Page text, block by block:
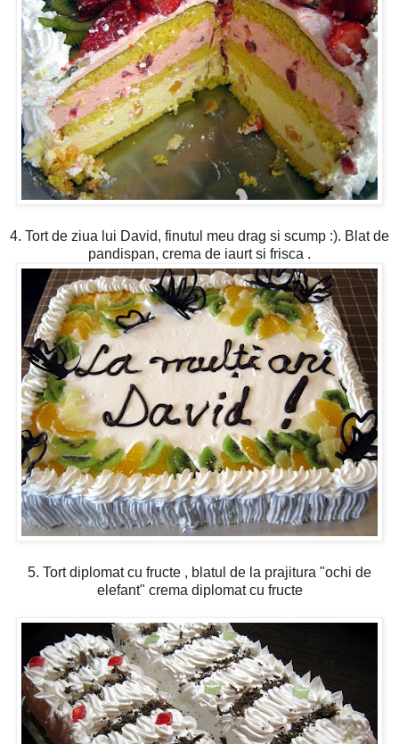
4. Tort de ziua lui David, finutul meu drag si scump :). Blat de
pandispan, crema de iaurt si frisca .
5. Tort diplomat cu fructe , blatul de la prajitura "ochi de
elefant" crema diplomat cu fructe